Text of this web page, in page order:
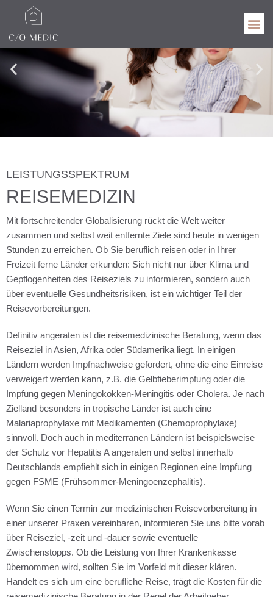
LEISTUNGSSPEKTRUM
REISEMEDIZIN
Mit fortschreitender Globalisierung rückt die Welt weiter
zusammen und selbst weit entfernte Ziele sind heute in wenigen
Stunden zu erreichen. Ob Sie beruflich reisen oder in Ihrer
Freizeit ferne Länder erkunden: Sich nicht nur über Klima und
Gepflogenheiten des Reiseziels zu informieren, sondern auch
über eventuelle Gesundheitsrisiken, ist ein wichtiger Teil der
Reisevorbereitungen.
Definitiv angeraten ist die reisemedizinische Beratung, wenn das
Reiseziel in Asien, Afrika oder Südamerika liegt. In einigen
Ländern werden Impfnachweise gefordert, ohne die eine Einreise
verweigert werden kann, z.B. die Gelbfieberimpfung oder die
Impfung gegen Meningokokken-Meningitis oder Cholera. Je nach
Zielland besonders in tropische Länder ist auch eine
Malariaprophylaxe mit Medikamenten (Chemoprophylaxe)
sinnvoll. Doch auch in mediterranen Ländern ist beispielsweise
der Schutz vor Hepatitis A angeraten und selbst innerhalb
Deutschlands empfiehlt sich in einigen Regionen eine Impfung
gegen FSME (Frühsommer-Meningoenzephalitis).
Wenn Sie einen Termin zur medizinischen Reisevorbereitung in
einer unserer Praxen vereinbaren, informieren Sie uns bitte vorab
über Reiseziel, -zeit und -dauer sowie eventuelle
Zwischenstopps. Ob die Leistung von Ihrer Krankenkasse
übernommen wird, sollten Sie im Vorfeld mit dieser klären.
Handelt es sich um eine berufliche Reise, trägt die Kosten für die